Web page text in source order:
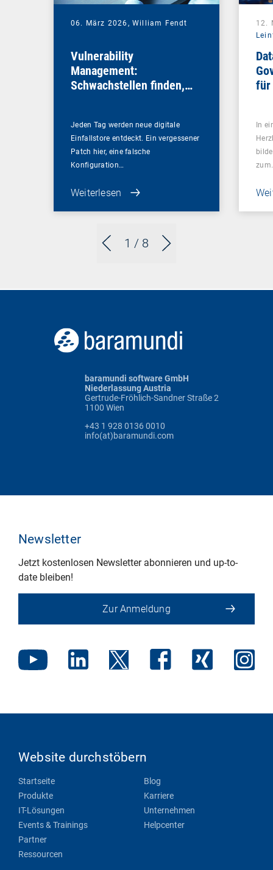
1 / 8
06. März 2026, William Fendt
Vulnerability
Management:
Schwachstellen finden,
Jeden Tag werden neue digitale
Einfallstore entdeckt. Ein vergessener
Patch hier, eine falsche
Konfiguration…
Weiterlesen
12.
für
In
baramundi software GmbH
Niederlassung Austria
Gertrude-Fröhlich-Sandner Straße 2
1100 Wien
+43 1 928 0136 0010
info(at)baramundi.com
Newsletter
Jetzt kostenlosen Newsletter abonnieren und up-to-
date bleiben!
Zur Anmeldung
Website durchstöbern
Startseite
Produkte
IT-Lösungen
Events & Trainings
Partner
Ressourcen
Blog
Karriere
Unternehmen
Helpcenter